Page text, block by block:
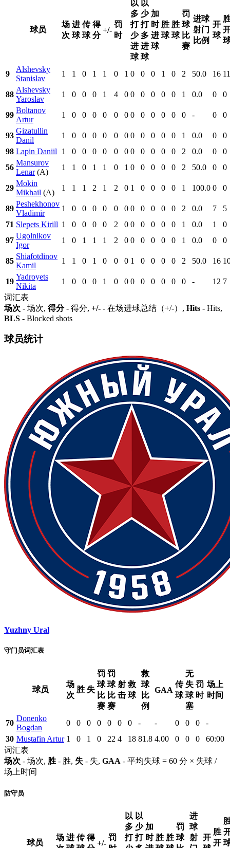
球员
场
次
进
球
传
球
得
分
+/-
罚
时
以
多
打
少
进
球
以
少
打
多
进
球
加
时
进
球
胜
球
胜
球
罚
球
比
赛
进球
射门
比例
开
球
9
Alshevsky
Stanislav
1 1 0 1 1 0 1 0 0 0 1 0 2 50.0 16 11
88
Alshevsky
Yaroslav
1 0 0 0 1 4 0 0 0 0 0 0 1 0.0 0 0
99
Boltanov
Artur
1 0 0 0 0 0 0 0 0 0 0 0 0 - 0 0
93
Gizatullin
Danil
1 0 0 0 0 0 0 0 0 0 0 0 1 0.0 0
0
98 Lapin Daniil 1 0 0 0 0 0 0 0 0 0 0 0 2 0.0 0
0
56
Mansurov
Lenar(A)
1 1 0 1 1 0 1 0 0 0 0 0 2 50.0 0 0
29
Mokin
Mikhail (A)
1 1 1 2 1 2 0 1 0 0 0 0 1 100.0 0 0
89
Peshekhonov
Vladimir
1 0 0 0 0 0 0 0 0 0 0 0 2 0.0 7
5
71 Slepets Kirill 1 0 0 0 0 2 0 0 0 0 0 0 1 0.0 1
0
97
Ugolnikov
Igor
1 0 1 1 1 2 0 0 0 0 0 0 1 0.0 0 0
85
Shiafotdinov
Kamil
1 1 0 1 0 0 0 1 0 0 0 0 2 50.0 16
19
Yadroyets
Nikita
1 0 0 0 1 0 0 0 0 0 0 0 0 - 12 7
词汇表
场次 - 场次, 得分- 得分, +/- - 在场进球总结（+/-）, Hits - Hits,
BLS - Blocked shots
球员统计
Yuzhny Ural
守门员词汇表
球员
场
次
胜 失
罚
球
比
赛
罚
球
比
赛
射
击
救
球
救
球
比
例
GAA
传
球
无
失
球
塞
罚
时
场上
时间
70
Donenko
Bogdan
0 0 0 0 0 0 0 - - 0 0 0
-
30 Mustafin Artur 1 0 1 0 22 4 18 81.8 4.00 0 0 0
60:00
词汇表
场次 - 场次, 胜 - 胜, 失 - 失, GAA - 平均失球 = 60 分 × 失球 /
场上时间
防守员
球员
场 进 传 得
+/-
罚
以
多
打
以
少
打
加
时 胜 胜
罚
球
进
球
射 开
胜
开